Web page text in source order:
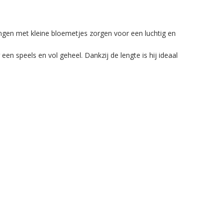
met kleine bloemetjes zorgen voor een luchtig en
speels en vol geheel. Dankzij de lengte is hij ideaal